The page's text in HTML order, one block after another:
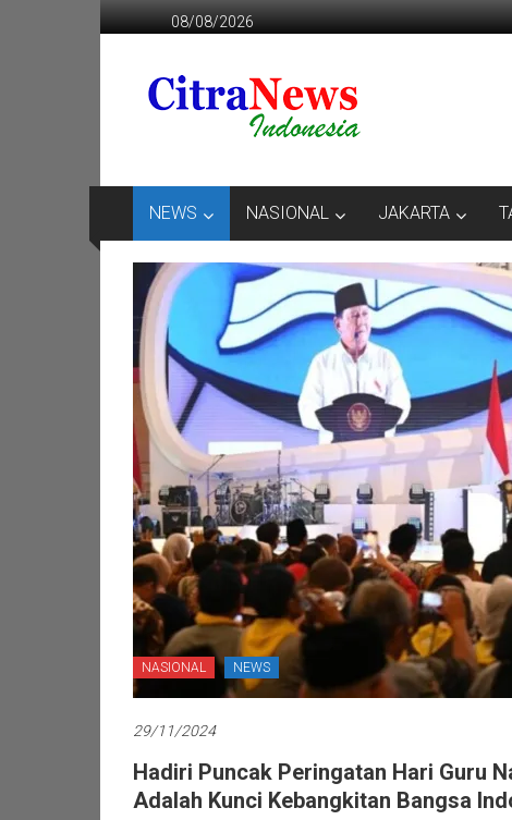
ke
08/08/2026
CITRANEWS
INDONESIA
NEWS NASIONAL JAKARTA
NASIONAL NEWS
29/11/2024
Hadiri Puncak Peringatan Hari Guru
Adalah Kunci Kebangkitan Bangsa